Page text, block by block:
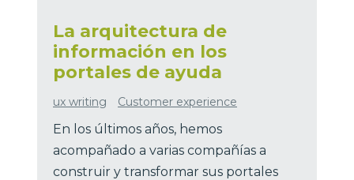
La arquitectura de
información en los
portales de ayuda
ux writing Customer experience
En los últimos años, hemos
acompañado a varias compañías a
construir y transformar sus portales